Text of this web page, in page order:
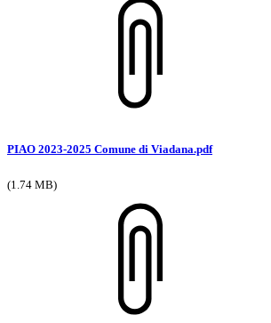
PIAO 2023-2025 Comune di Viadana.pdf
(1.74 MB)